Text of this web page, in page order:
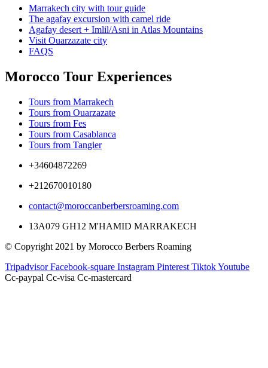
Marrakech city with tour guide
The agafay excursion with camel ride
Agafay desert + Imlil/Asni in Atlas Mountains
Visit Ouarzazate city
FAQS
Morocco Tour Experiences
Tours from Marrakech
Tours from Ouarzazate
Tours from Fes
Tours from Casablanca
Tours from Tangier
+34604872269
+212670010180
contact@moroccanberbersroaming.com
13A079 GH12 M'HAMID MARRAKECH
© Copyright 2021 by Morocco Berbers Roaming
Tripadvisor Facebook-square Instagram Pinterest TiktokYoutube
Cc-paypal Cc-visa Cc-mastercard